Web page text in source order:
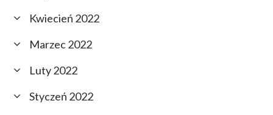
Kwiecień 2022
Marzec 2022
Luty 2022
Styczeń 2022